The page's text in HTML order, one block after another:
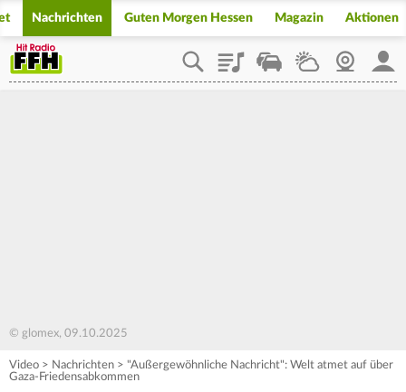
Nachrichten Guten Morgen Hessen Magazin Aktionen
PlaylistStaupilotWetterWebcam
© glomex, 09.10.2025
Video > Nachrichten > "Außergewöhnliche Nachricht": Welt atmet auf über
Gaza-Friedensabkommen